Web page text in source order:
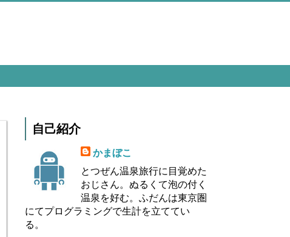
自己紹介
かまぼこ
とつぜん温泉旅行に目覚めた
おじさん。ぬるくて泡の付く
温泉を好む。ふだんは東京圏
にてプログラミングで生計を立ててい
る。